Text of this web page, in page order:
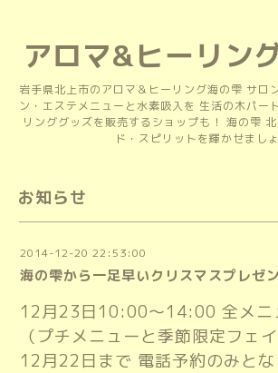
アロマ&ヒーリン
岩手県北上市のアロマ＆ヒーリング海の雫 サロ
ン・エステメニューと水素吸入を 生活の木パー
リンググッズを販売するショップも！ 海の雫
ド・スピリットを輝かせまし
お知らせ
2014-12-20 22:53:00
海の雫から一足早いクリスマスプレゼ
12月23日10:00～14:00 全メニ
（プチメニューと季節限定フェ
12月22日まで 電話予約のみとな